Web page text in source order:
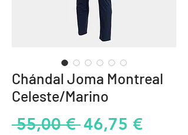
Chándal Joma Montreal
Celeste/Marino
55,00 € Precio
46,75 €Precio